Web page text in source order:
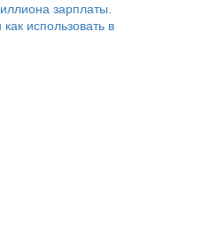
зарплаты.
использовать в